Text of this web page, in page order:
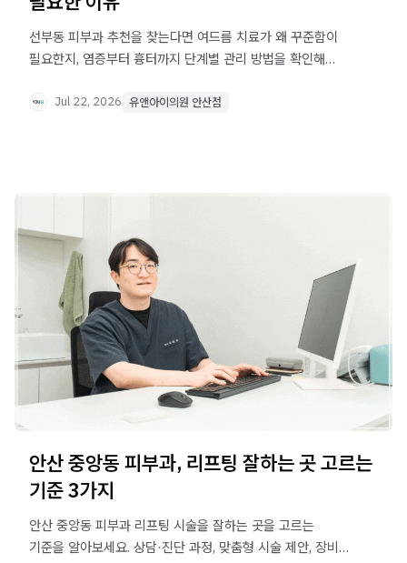
선부동 피부과 추천을 찾는다면 여드름 치료가 왜 꾸준함이
필요한지, 염증부터 흉터까지 단계별 관리 방법을 확인해
Jul 22, 2026 유앤아이의원 안산점
안산 중앙동 피부과, 리프팅 잘하는 곳 고르는
기준 3가지
안산 중앙동 피부과 리프팅 시술을 잘하는 곳을 고르는
기준을 알아보세요. 상담·진단 과정, 맞춤형 시술 제안, 장비